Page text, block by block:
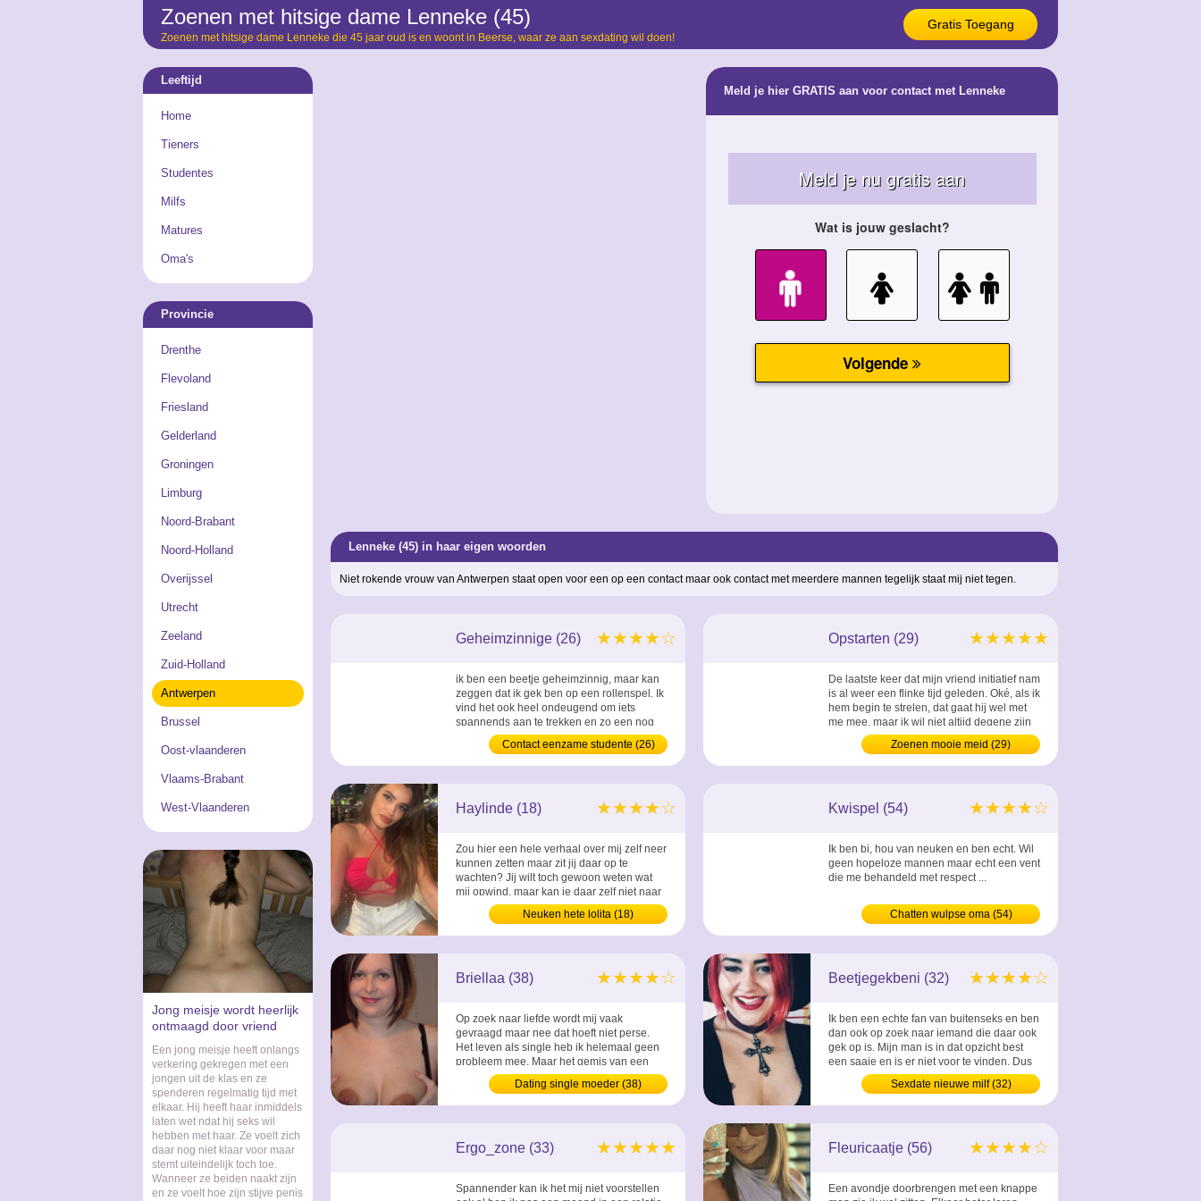
Gratis Toegang
Zoenen met hitsige dame Lenneke (45)
Zoenen met hitsige dame Lenneke die 45 jaar oud is en woont in Beerse, waar ze aan sexdating wil doen!
Leeftijd
Home
Tieners
Studentes
Milfs
Matures
Oma's
Provincie
Drenthe
Flevoland
Friesland
Gelderland
Groningen
Limburg
Noord-Brabant
Noord-Holland
Overijssel
Utrecht
Zeeland
Zuid-Holland
Antwerpen
Brussel
Oost-vlaanderen
Vlaams-Brabant
West-Vlaanderen
Jong meisje wordt heerlijk
ontmaagd door vriend
Een jong meisje heeft onlangs
verkering gekregen met een
jongen uit de klas en ze
spenderen regelmatig tijd met
elkaar. Hij heeft haar inmiddels
laten wet ndat hij seks wil
hebben met haar. Ze voelt zich
daar nog niet klaar voor maar
stemt uiteindelijk toch toe.
Wanneer ze beiden naakt zijn
en ze voelt hoe zijn stijve penis
Meld je hier GRATIS aan voor contact met Lenneke
Lenneke (45) in haar eigen woorden
Niet rokende vrouw van Antwerpen staat open voor een op een contact maar ook contact met meerdere mannen tegelijk staat mij niet tegen.
★★★★☆
Geheimzinnige (26)
ik ben een beetje geheimzinnig, maar kan
zeggen dat ik gek ben op een rollenspel. Ik
vind het ook heel ondeugend om iets
spannends aan te trekken en zo een nog
ondeugendere stoeipoes te gaan zijn ...
Contact eenzame studente (26)
★★★★★
Opstarten (29)
De laatste keer dat mijn vriend initiatief nam
is al weer een flinke tijd geleden. Oké, als ik
hem begin te strelen, dat gaat hij wel met
me mee, maar ik wil niet altijd degene zijn
die begint. ...
Zoenen mooie meid (29)
★★★★☆
Haylinde (18)
Zou hier een hele verhaal over mij zelf neer
kunnen zetten maar zit jij daar op te
wachten? Jij wilt toch gewoon weten wat
mij opwind, maar kan je daar zelf niet naar
raden? ...
Neuken hete lolita (18)
★★★★☆
Kwispel (54)
Ik ben bi, hou van neuken en ben echt. Wil
geen hopeloze mannen maar echt een vent
die me behandeld met respect ...
Chatten wulpse oma (54)
★★★★☆
Briellaa (38)
Op zoek naar liefde wordt mij vaak
gevraagd maar nee dat hoeft niet perse.
Het leven als single heb ik helemaal geen
probleem mee. Maar het gemis van een
lekker man boven op mij of anders is wat ik
Dating single moeder (38)
★★★★☆
Beetjegekbeni (32)
Ik ben een echte fan van buitenseks en ben
dan ook op zoek naar iemand die daar ook
gek op is. Mijn man is in dat opzicht best
een saaie en is er niet voor te vinden. Dus
laat me snel weten als jij er wel voor te
vinden bent en zin hebt om eens een
spannende buiten plek samen met mij op te
Sexdate nieuwe milf (32)
★★★★★
Ergo_zone (33)
Spannender kan ik het mij niet voorstellen
★★★★☆
Fleuricaatje (56)
Een avondje doorbrengen met een knappe